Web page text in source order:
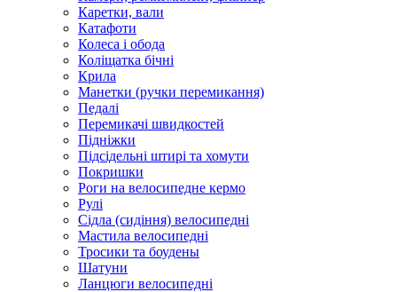
Каретки, вали
Катафоти
Колеса і обода
Коліщатка бічні
Крила
Манетки (ручки перемикання)
Педалі
Перемикачі швидкостей
Підніжки
Підсідельні штирі та хомути
Покришки
Роги на велосипедне кермо
Рулі
Сідла (сидіння) велосипедні
Мастила велосипедні
Тросики та боудены
Шатуни
Ланцюги велосипедні